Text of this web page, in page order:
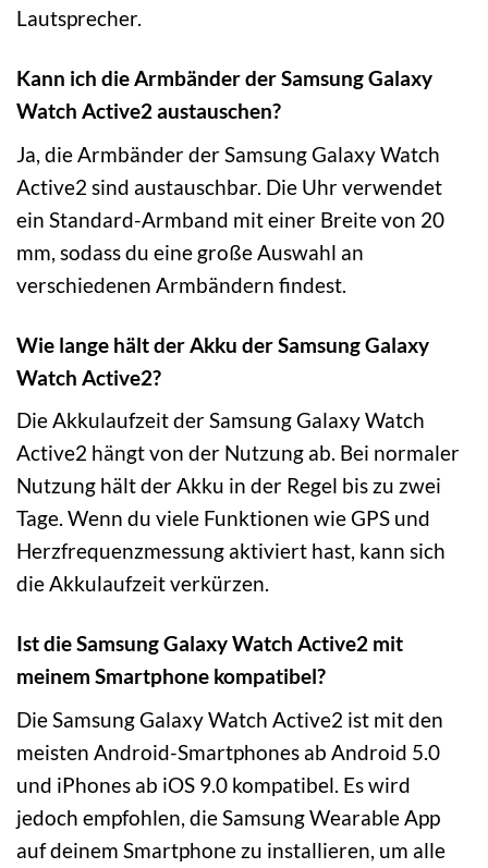
Lautsprecher.
Kann ich die Armbänder der Samsung Galaxy
Watch Active2 austauschen?
Ja, die Armbänder der Samsung Galaxy Watch
Active2 sind austauschbar. Die Uhr verwendet
ein Standard-Armband mit einer Breite von 20
mm, sodass du eine große Auswahl an
verschiedenen Armbändern findest.
Wie lange hält der Akku der Samsung Galaxy
Watch Active2?
Die Akkulaufzeit der Samsung Galaxy Watch
Active2 hängt von der Nutzung ab. Bei normaler
Nutzung hält der Akku in der Regel bis zu zwei
Tage. Wenn du viele Funktionen wie GPS und
Herzfrequenzmessung aktiviert hast, kann sich
die Akkulaufzeit verkürzen.
Ist die Samsung Galaxy Watch Active2 mit
meinem Smartphone kompatibel?
Die Samsung Galaxy Watch Active2 ist mit den
meisten Android-Smartphones ab Android 5.0
und iPhones ab iOS 9.0 kompatibel. Es wird
jedoch empfohlen, die Samsung Wearable App
auf deinem Smartphone zu installieren, um alle